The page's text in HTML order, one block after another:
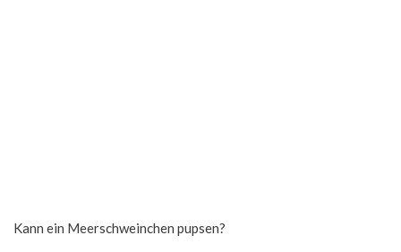
Kann ein Meerschweinchen pupsen?